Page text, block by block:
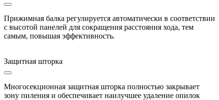
Прижимная балка регулируется автоматически в соответствии
с высотой панелей для сокращения расстояния хода, тем
самым, повышая эффективность.
Защитная шторка
Многосекционная защитная шторка полностью закрывает
зону пиления и обеспечивает наилучшее удаление опилок